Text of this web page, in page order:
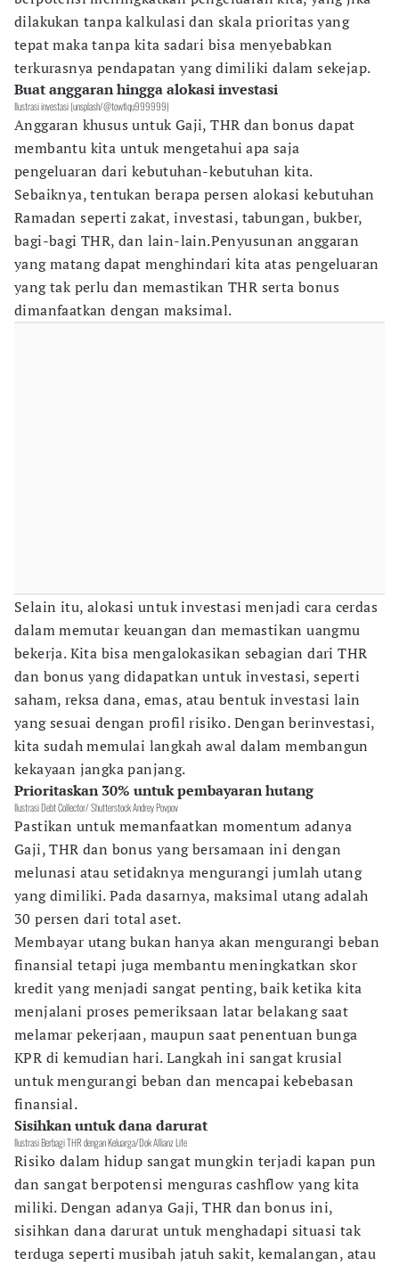
dilakukan tanpa kalkulasi dan skala prioritas yang
tepat maka tanpa kita sadari bisa menyebabkan
terkurasnya pendapatan yang dimiliki dalam sekejap.
Buat anggaran hingga alokasi investasi
Ilustrasi investasi (unsplash/@towfiqu999999)
Anggaran khusus untuk Gaji, THR dan bonus dapat
membantu kita untuk mengetahui apa saja
pengeluaran dari kebutuhan-kebutuhan kita.
Sebaiknya, tentukan berapa persen alokasi kebutuhan
Ramadan seperti zakat, investasi, tabungan, bukber,
bagi-bagi THR, dan lain-lain.Penyusunan anggaran
yang matang dapat menghindari kita atas pengeluaran
yang tak perlu dan memastikan THR serta bonus
dimanfaatkan dengan maksimal.
Selain itu, alokasi untuk investasi menjadi cara cerdas
dalam memutar keuangan dan memastikan uangmu
bekerja. Kita bisa mengalokasikan sebagian dari THR
dan bonus yang didapatkan untuk investasi, seperti
saham, reksa dana, emas, atau bentuk investasi lain
yang sesuai dengan profil risiko. Dengan berinvestasi,
kita sudah memulai langkah awal dalam membangun
kekayaan jangka panjang.
Prioritaskan 30% untuk pembayaran hutang
Ilustrasi Debt Collector/ Shutterstock Andrey Povpov
Pastikan untuk memanfaatkan momentum adanya
Gaji, THR dan bonus yang bersamaan ini dengan
melunasi atau setidaknya mengurangi jumlah utang
yang dimiliki. Pada dasarnya, maksimal utang adalah
30 persen dari total aset.
Membayar utang bukan hanya akan mengurangi beban
finansial tetapi juga membantu meningkatkan skor
kredit yang menjadi sangat penting, baik ketika kita
menjalani proses pemeriksaan latar belakang saat
melamar pekerjaan, maupun saat penentuan bunga
KPR di kemudian hari. Langkah ini sangat krusial
untuk mengurangi beban dan mencapai kebebasan
finansial.
Sisihkan untuk dana darurat
Ilustrasi Berbagi THR dengan Keluarga/Dok Allianz Life
Risiko dalam hidup sangat mungkin terjadi kapan pun
dan sangat berpotensi menguras cashflow yang kita
miliki. Dengan adanya Gaji, THR dan bonus ini,
sisihkan dana darurat untuk menghadapi situasi tak
terduga seperti musibah jatuh sakit, kemalangan, atau